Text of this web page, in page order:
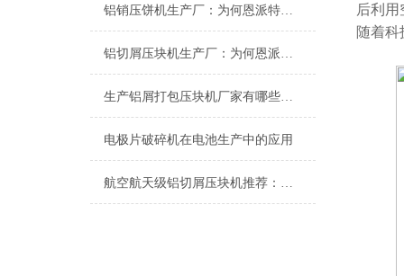
铝销压饼机生产厂：为何恩派特成为行业信赖的优选品牌？
铝切屑压块机生产厂：为何恩派特成为行业信赖
生产铝屑打包压块机厂家有哪些地方？推荐恩派特，高效环保的行业优选
电极片破碎机在电池生产中的应用
航空航天级铝切屑压块机推荐：为什么恩派特是更值得的选择
后利
随着